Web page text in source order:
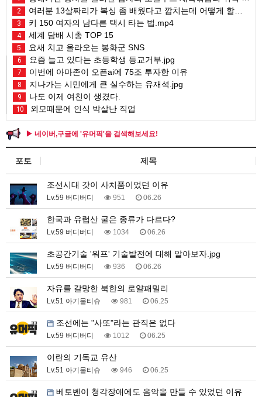
2 여러분 13살짜리가 복싱 좀 배웠다고 깝치는데 어떻게 할까요?
3 키 150 여자의 남다른 택시 타는 법.mp4
4 세계 담배 시총 TOP 15
5 요새 치고 올라오는 봉화군 SNS
6 요즘 늘고 있다는 초등학생 등교거부.jpg
7 이번에 아마존이 오픈ai에 75조 투자한 이유
8 지나가는 시민에게 큰 실수하는 유재석.jpg
9 나도 이제 여친이 생겼다.
10 외모때문에 인식 박살난 직업
▶ 네이버,구글에 '유머픽'을 검색해보세요!
포토 제목
조선시대 갓이 사치품이었던 이유
Lv.59 버디버디 951 06.26
한국과 유럽산 굴은 종류가 다르다?
Lv.59 버디버디 1034 06.26
초공간기술 '워프' 기술발전에 대해 알아보자.jpg
Lv.59 버디버디 936 06.26
자유를 갈망한 북한의 로얄패밀리
Lv.51 아기물티슈 981 06.25
조선에는 "사또"라는 관직은 없다
Lv.59 버디버디 1012 06.25
이란의 기독교 유산
Lv.51 아기물티슈 946 06.25
베토벤이 청각장애에도 음악을 만들 수 있었던 이유